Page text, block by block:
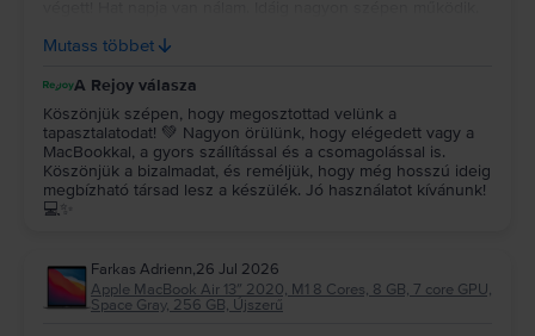
Remélem még nagyon sokáig jól fog működni! Köszönöm!!!
Mutass többet
A Rejoy válasza
Köszönjük szépen, hogy megosztottad velünk a
tapasztalatodat! 💚 Nagyon örülünk, hogy elégedett vagy a
MacBookkal, a gyors szállítással és a csomagolással is.
Köszönjük a bizalmadat, és reméljük, hogy még hosszú ideig
megbízható társad lesz a készülék. Jó használatot kívánunk!
💻✨
Farkas Adrienn,26 Jul 2026
Apple MacBook Air 13″ 2020, M1 8 Cores, 8 GB, 7 core GPU,
Space Gray, 256 GB, Újszerű